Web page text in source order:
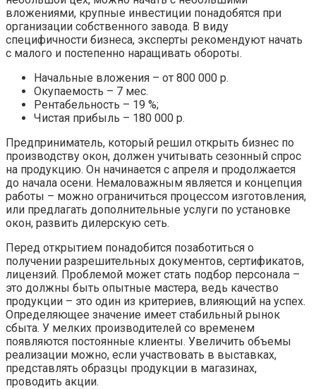
вложениями, крупные инвестиции понадобятся при
организации собственного завода. В виду
специфичности бизнеса, эксперты рекомендуют начать
с малого и постепенно наращивать обороты.
Начальные вложения – от 800 000 р.
Окупаемость – 7 мес.
Рентабельность – 19 %;
Чистая прибыль – 180 000 р.
Предприниматель, который решил открыть бизнес по
производству окон, должен учитывать сезонный спрос
на продукцию. Он начинается с апреля и продолжается
до начала осени. Немаловажным является и концепция
работы – можно ограничиться процессом изготовления,
или предлагать дополнительные услуги по установке
окон, развить дилерскую сеть.
Перед открытием понадобится позаботиться о
получении разрешительных документов, сертификатов,
лицензий. Проблемой может стать подбор персонала –
это должны быть опытные мастера, ведь качество
продукции – это один из критериев, влияющий на успех.
Определяющее значение имеет стабильный рынок
сбыта. У мелких производителей со временем
появляются постоянные клиенты. Увеличить объемы
реализации можно, если участвовать в выставках,
представлять образцы продукции в магазинах,
проводить акции.